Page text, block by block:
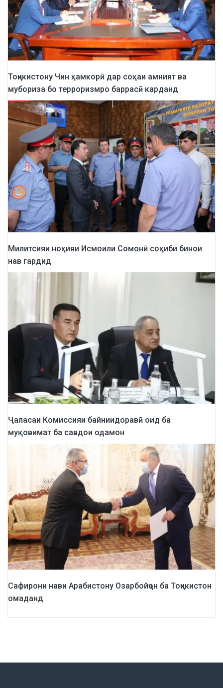
Тоҷикистону Чин ҳамкорӣ дар соҳаи амният ва
мубориза бо терроризмро баррасӣ карданд
Милитсияи ноҳияи Исмоили Сомонӣ соҳиби бинои
нав гардид
Ҷаласаи Комиссияи байниидоравӣ оид ба
муқовимат ба савдои одамон
Сафирони нави Арабистону Озарбойҷон ба Тоҷикистон
омаданд